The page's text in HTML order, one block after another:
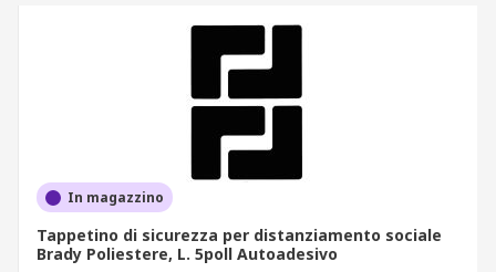
In magazzino
Tappetino di sicurezza per distanziamento sociale
Brady Poliestere, L. 5poll Autoadesivo